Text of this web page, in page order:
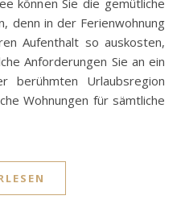
können Sie die gemütliche
denn in der Ferienwohnung
Aufenthalt so auskosten,
Anforderungen Sie an ein
berühmten Urlaubsregion
Wohnungen für sämtliche